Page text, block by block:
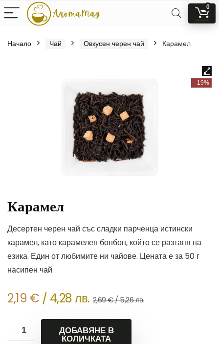
0
Начало Чай Овкусен черен чай Карамел
- 19%
Карамел
Десертен черен чай със сладки парченца истински
карамел, като карамелен бонбон, който се разтапя на
езика. Един от любимите ни чайове. Цената е за 50 г
насипен чай.
2,69€/ 5,26 лв.Original
2,19 € / 4,28 лв.
Текущата
ДОБАВЯНЕ В
КОЛИЧКАТА